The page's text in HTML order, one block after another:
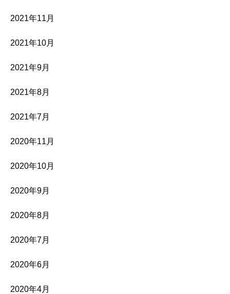
2021年11月
2021年10月
2021年9月
2021年8月
2021年7月
2020年11月
2020年10月
2020年9月
2020年8月
2020年7月
2020年6月
2020年4月